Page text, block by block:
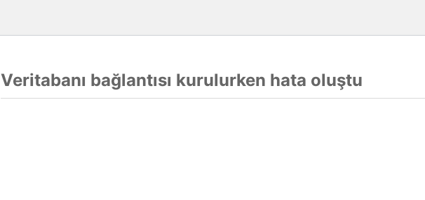
Veritabanı bağlantısı kurulurken hata oluştu